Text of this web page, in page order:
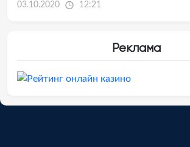
03.10.2020 12:21
Реклама